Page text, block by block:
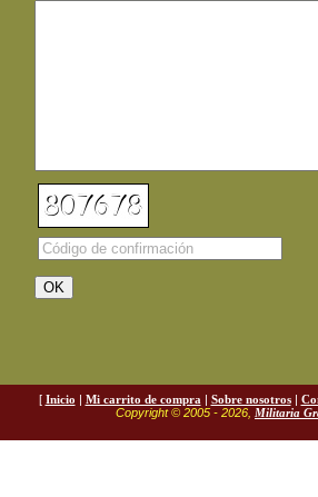
[ Inicio | Mi carrito de compra | Sobre nosotros|
Copyright © 2005 - 2026, Militaria